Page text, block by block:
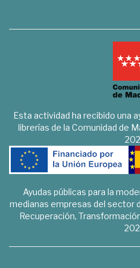
Esta actividad ha recibido una
librerías de la Comunidad de
Ayudas públicas para la
medianas empresas del sector
Recuperación,